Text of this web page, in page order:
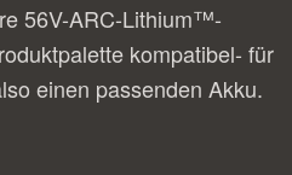
56V-ARC-Lithium™-
kompatibel- für
einen passenden Akku.